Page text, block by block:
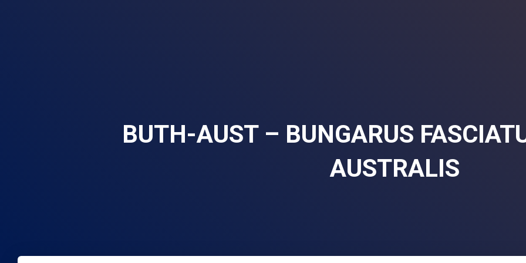
BUTH-AUST – BUNGARUS
AUSTRALIS